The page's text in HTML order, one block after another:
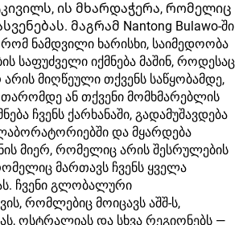
ის მხარდაჭერა, რომელიც
მაგრამ Nantong Bulawo-ში
ნამდვილი ხარისხი, საიმედოობა
საფუძველი იქმნება მაშინ, როდესაც
მიღწეული თქვენს საწყობამდე,
ან თქვენი მომხმარებლის
ჩვენს ქარხანაში, გადამუშავდება
და მყარდება
მიერ, რომელიც არის შესრულების
მართავს ჩვენს ყველა
ჩვენი გლობალური
რომლებიც მოიცავს აშშ-ს,
ოსტრალიას და სხვა რეგიონებს —